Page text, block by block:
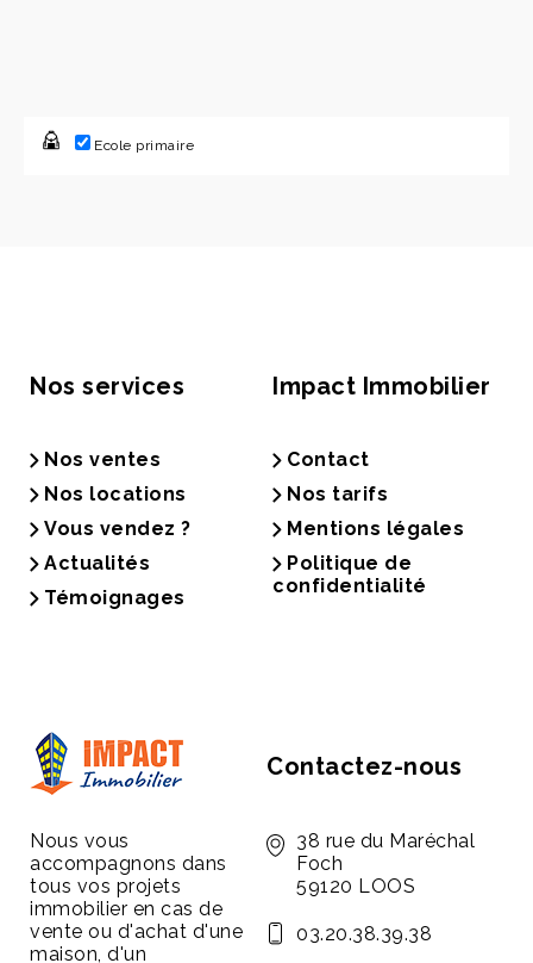
Ecole primaire
Nos services
Nos ventes
Nos locations
Vous vendez ?
Actualités
Témoignages
Impact Immobilier
Contact
Nos tarifs
Mentions légales
Politique de
confidentialité
Nous vous
accompagnons dans
tous vos projets
immobilier en cas de
vente ou d'achat d'une
maison, d'un
Contactez-nous
38 rue du Maréchal
Foch
59120 LOOS
03.20.38.39.38